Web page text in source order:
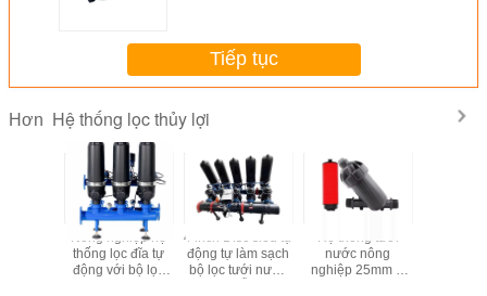
Tiếp tục
Hơn Hệ thống lọc thủy lợi
Nông nghiệp hệ
thống lọc đĩa tự
động với bộ lọc
4 inch Disc siêu tự
động tự làm sạch
bộ lọc tưới nước
Hệ thống tưới
nước nông
nghiệp 25mm Y